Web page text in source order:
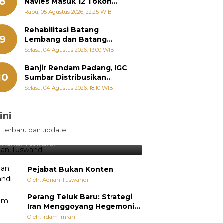
Masyarakat Penerima
Padang
Rabu, 05 Agustus 2026, 22:25 WIB
9
Rehabilitasi Batang
Lembang dan Batang
Gawan Segera Dimulai, Zigo
Berjalan
Selasa, 04 Agustus 2026, 13:00 WIB
Banjir Rendam Padang, IGC
Sumbar Distribusikan
Ratusan Nasi Bungkus dan
Selasa, 04 Agustus 2026, 18:10 WIB
terbaru dan update
Lebih Diunggulkan, tetapi
Selalu Punya Cara Membuat
Adrian Tuswandi
Pejabat Bukan Konten
Oleh: Adrian Tuswandi
Perang Teluk Baru: Strategi
Iran Menggoyang Hegemoni
AS dari Dalam
Oleh: Irdam Imran